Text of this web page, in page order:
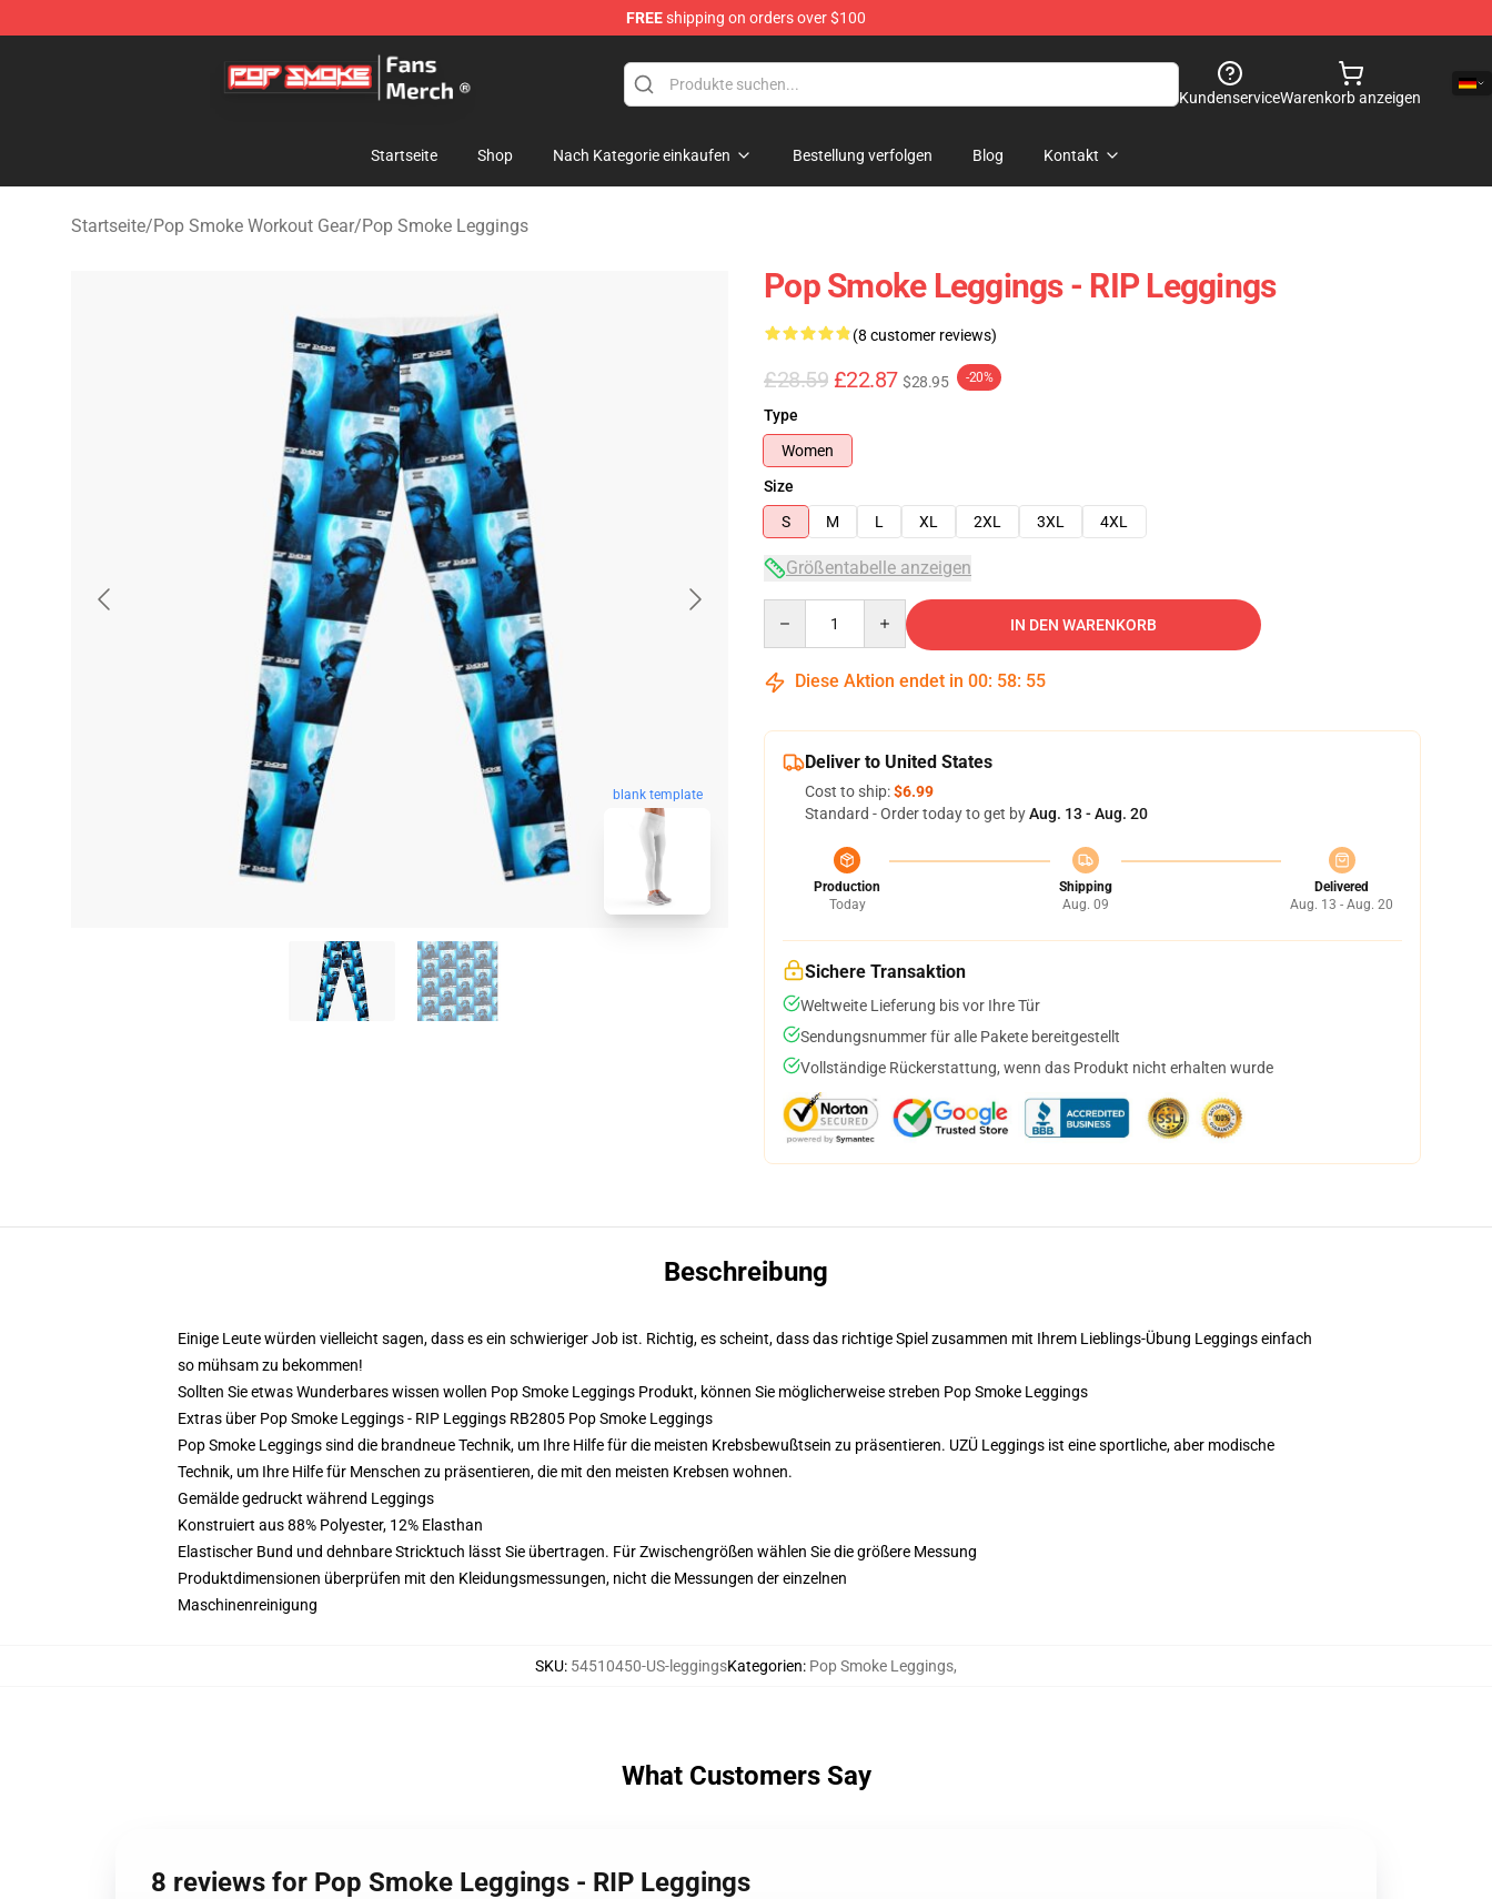
FREEshipping on orders over $100
Pop Smoke Store - Official Pop Smoke Merchandise Shop
KundenserviceWarenkorb anzeigen
Startseite Shop Nach Kategorie einkaufen Bestellung verfolgen Blog Kontakt
Startseite/Pop Smoke Workout Gear/Pop Smoke Leggings
blank template
Pop Smoke Leggings - RIP Leggings
(8 customer reviews)
£28.59 £22.87 $28.95 -20%
Type
Women
Size
S
M L XL 2XL 3XL 4XL
Größentabelle anzeigen
IN DEN WARENKORB
Diese Aktion endet in 00: 58: 54
Deliver to United States
Cost to ship:$6.99
Standard - Order today to get byAug. 13 - Aug. 20
Production
Today
Shipping
Aug. 09
Delivered
Aug. 13 - Aug. 20
Sichere Transaktion
Weltweite Lieferung bis vor Ihre Tür
Sendungsnummer für alle Pakete bereitgestellt
Vollständige Rückerstattung, wenn das Produkt nicht erhalten wurde
Beschreibung
Einige Leute würden vielleicht sagen, dass es ein schwieriger Job ist. Richtig, es scheint, dass das richtige Spiel zusammen mit Ihrem Lieblings-Übung Leggings einfach
so mühsam zu bekommen!
Sollten Sie etwas Wunderbares wissen wollen Pop Smoke Leggings Produkt, können Sie möglicherweise streben Pop Smoke Leggings
Extras über Pop Smoke Leggings - RIP Leggings RB2805 Pop Smoke Leggings
Pop Smoke Leggings sind die brandneue Technik, um Ihre Hilfe für die meisten Krebsbewußtsein zu präsentieren. UZÜ Leggings ist eine sportliche, aber modische
Technik, um Ihre Hilfe für Menschen zu präsentieren, die mit den meisten Krebsen wohnen.
Gemälde gedruckt während Leggings
Konstruiert aus 88% Polyester, 12% Elasthan
Elastischer Bund und dehnbare Stricktuch lässt Sie übertragen. Für Zwischengrößen wählen Sie die größere Messung
Produktdimensionen überprüfen mit den Kleidungsmessungen, nicht die Messungen der einzelnen
Maschinenreinigung
SKU: 54510450-US-leggingsKategorien: Pop Smoke Leggings,
What Customers Say
8 reviews for Pop Smoke Leggings - RIP Leggings